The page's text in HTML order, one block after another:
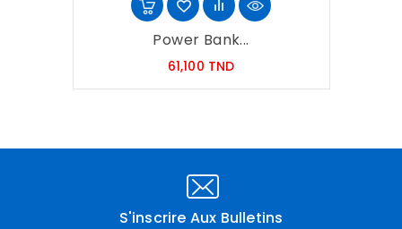
Power Bank...
61,100 TNDPrix
S'inscrire Aux Bulletins